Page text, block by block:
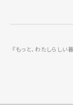
『もっと、わたしらし